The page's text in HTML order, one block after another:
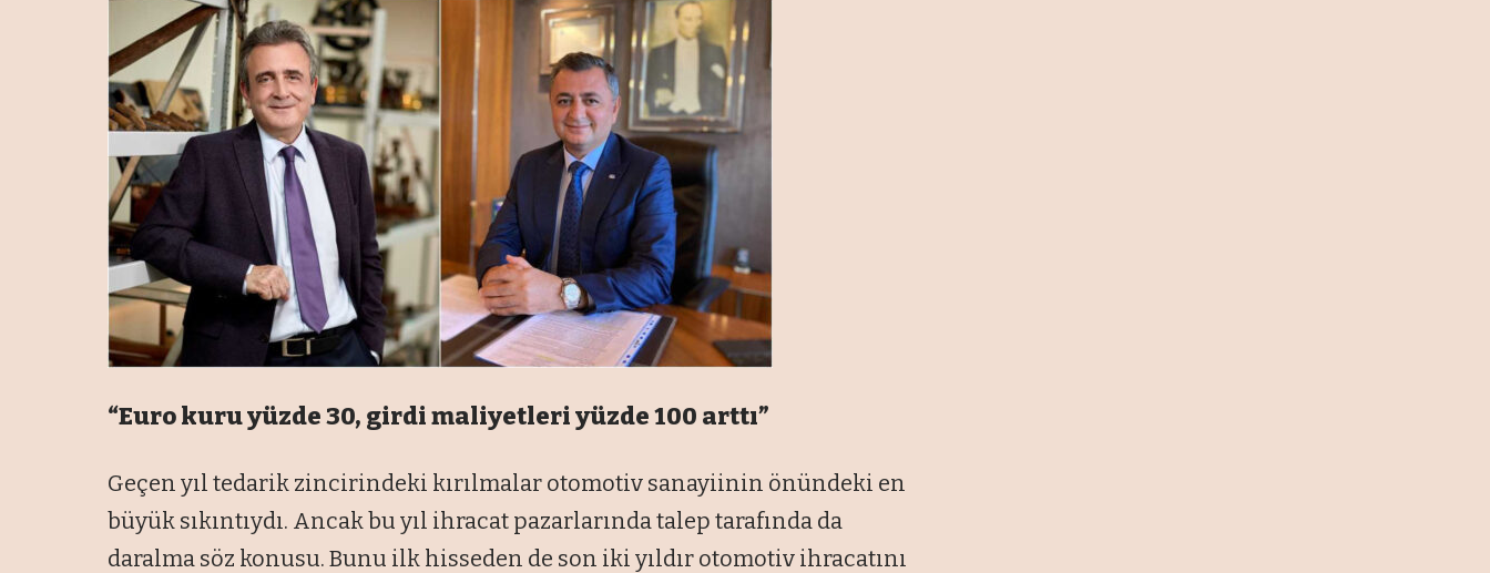
“Euro kuru yüzde 30, girdi maliyetleri yüzde 100 arttı”
Geçen yıl tedarik zincirindeki kırılmalar otomotiv sanayiinin önündeki en
büyük sıkıntıydı. Ancak bu yıl ihracat pazarlarında talep tarafında da
daralma söz konusu. Bunu ilk hisseden de son iki yıldır otomotiv ihracatını